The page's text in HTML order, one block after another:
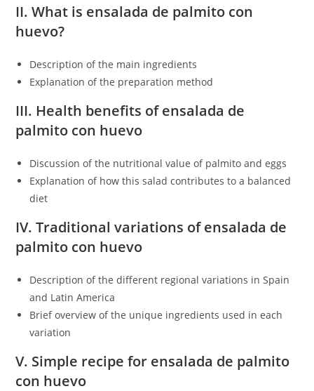
II. What is ensalada de palmito con
huevo?
Description of the main ingredients
Explanation of the preparation method
III. Health benefits of ensalada de
palmito con huevo
Discussion of the nutritional value of palmito and eggs
Explanation of how this salad contributes to a balanced
diet
IV. Traditional variations of ensalada de
palmito con huevo
Description of the different regional variations in Spain
and Latin America
Brief overview of the unique ingredients used in each
variation
V. Simple recipe for ensalada de palmito
con huevo